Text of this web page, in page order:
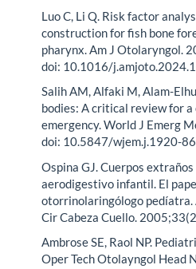
Luo C, Li Q. Risk factor
construction for fish bone
pharynx. Am J Otolaryngol.
doi: 10.1016/
Salih AM, Alfaki M, Alam-
bodies: A critical review for
emergency. World J Emerg
doi: 10.5847/wjem.j.1920-
Ospina GJ. Cuerpos
aerodigestivo infantil. El
otorrinolaringólogo
Cir Cabeza Cuello.
Ambrose SE, Raol NP.
Oper Tech Otolayngol Head